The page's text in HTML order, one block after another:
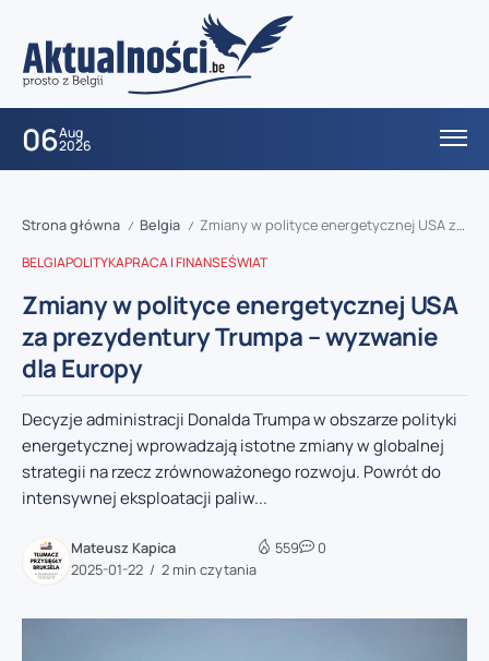
06Aug
2026
Strona główna / Belgia / Zmiany w polityce energetycznej USA za prezydentury Trumpa – wyzwanie dla Europy
BELGIAPOLITYKAPRACA I FINANSEŚWIAT
Zmiany w polityce energetycznej USA
za prezydentury Trumpa – wyzwanie
dla Europy
Decyzje administracji Donalda Trumpa w obszarze polityki
energetycznej wprowadzają istotne zmiany w globalnej
strategii na rzecz zrównoważonego rozwoju. Powrót do
intensywnej eksploatacji paliw...
Mateusz Kapica
2025-01-22
2 min czytania
559 0